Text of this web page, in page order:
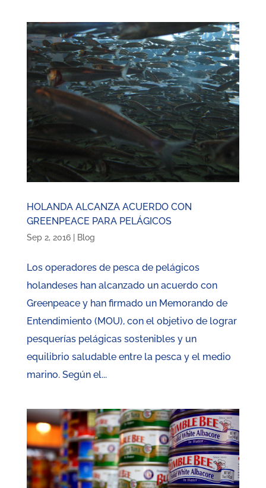
HOLANDA ALCANZA ACUERDO CON
GREENPEACE PARA PELÁGICOS
Sep 2, 2016| Blog
Los operadores de pesca de pelágicos
holandeses han alcanzado un acuerdo con
Greenpeace y han firmado un Memorando de
Entendimiento (MOU), con el objetivo de lograr
pesquerías pelágicas sostenibles y un
equilibrio saludable entre la pesca y el medio
marino. Según el...